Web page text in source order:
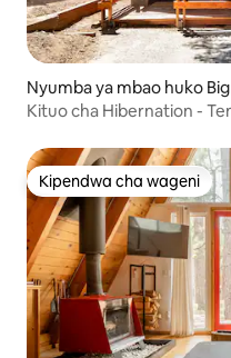
Nyumba ya mbao huko
Kituo cha Hibernation -
Kipendwa cha wageni
Kipendwa cha wageni